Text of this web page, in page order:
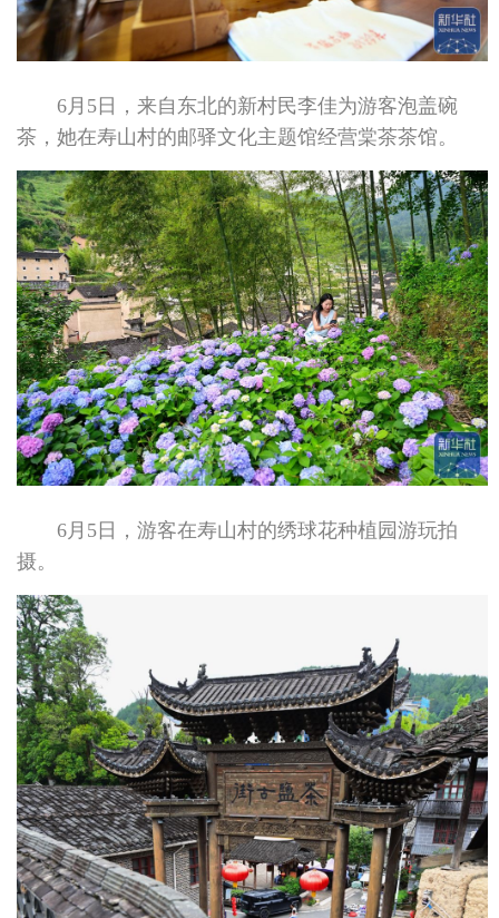
6月5日，来自东北的新村民李佳为游客泡盖碗
茶，她在寿山村的邮驿文化主题馆经营棠茶茶馆。
6月5日，游客在寿山村的绣球花种植园游玩拍
摄。